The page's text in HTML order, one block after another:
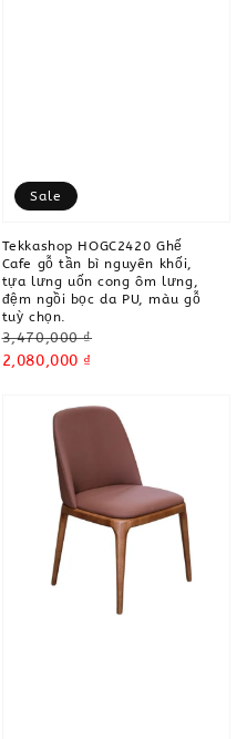
Sale
Tekkashop HOGC2420 Ghế
Cafe gỗ tần bì nguyên khối,
tựa lưng uốn cong ôm lưng,
đệm ngồi bọc da PU, màu gỗ
tuỳ chọn.
Regular
price
3,470,000 ₫
Sale
2,080,000 ₫